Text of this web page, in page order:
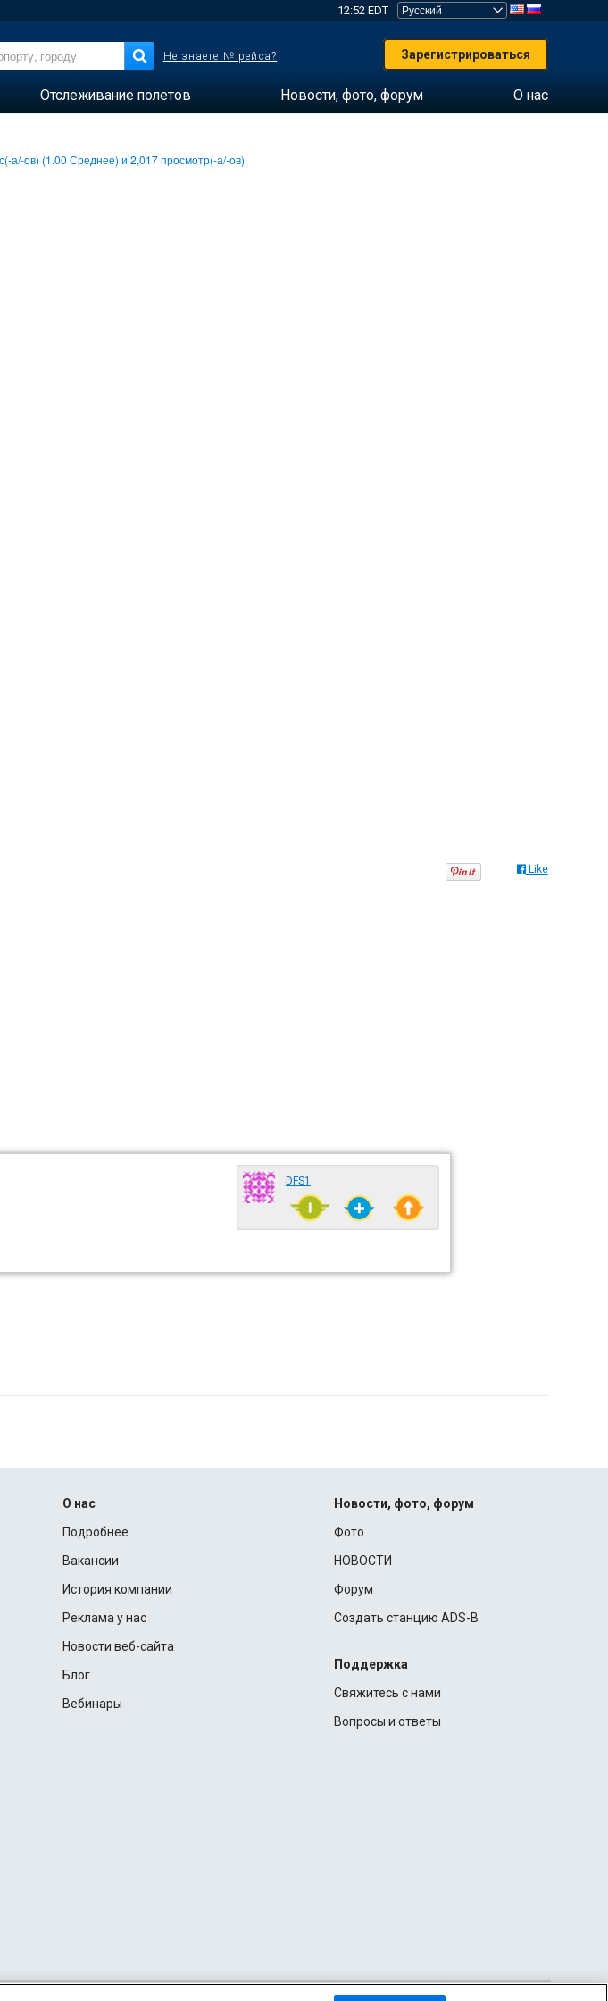
12:52 EDT
Не знаете № рейса? Зарегистрироваться
Отслеживание полетов Новости, фото, форум О нас
а/-ов) (1.00 Среднее) и2,017просмотр(-а/-ов)
Like
DFS1
О нас
Подробнее
Вакансии
История компании
Реклама у нас
Новости веб-сайта
Блог
Вебинары
Новости, фото, форум
Фото
НОВОСТИ
Форум
Создать станцию ADS-B
Поддержка
Свяжитесь с нами
Вопросы и ответы